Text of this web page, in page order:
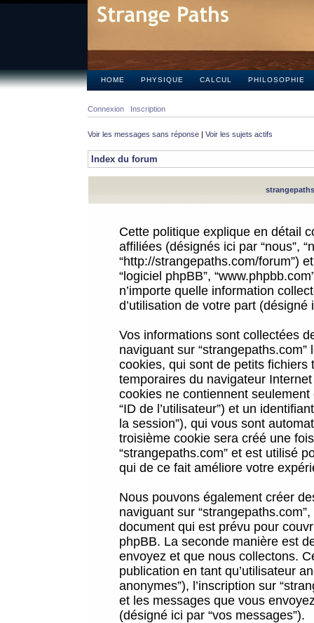
HOME PHYSIQUE CALCUL PHILOSOPHIE
Connexion Inscription
Voir les messages sans réponse | Voir les sujets actifs
Index du forum
Cette politique explique en détail
affiliées (désignés ici par “nous”,
“http://strangepaths.com/forum”)
“logiciel phpBB”,
n’importe quelle information
d’utilisation de votre part (désigné
Vos informations sont collectées
naviguant sur
cookies, qui sont de petits
temporaires du navigateur
cookies ne contiennent
“ID de l’utilisateur”) et un
la session”), qui vous sont
troisième cookie sera créé une
“strangepaths.com” et est utilisé
qui de ce fait améliore votre
Nous pouvons également créer
naviguant sur
document qui est prévu pour
phpBB. La seconde manière est
envoyez et que nous collectons.
publication en tant qu’utilisateur
anonymes”), l’inscription sur
et les messages que vous
(désigné ici par “vos messages”).